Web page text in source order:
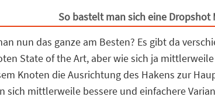
So bastelt man sich eine Dropshot
nun das ganze am Besten? Es gibt da
State of the Art, aber wie sich ja
Knoten die Ausrichtung des Hakens zur
sich mittlerweile bessere und einfachere